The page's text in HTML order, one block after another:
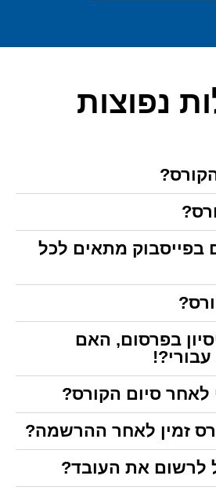
נפוצות
בפייסבוק מתאים לכל
בפרסום, האם
עבורי?!
לאחר סיום הקורס?
זמין לאחר ההרשמה?
לרשום את העובד?